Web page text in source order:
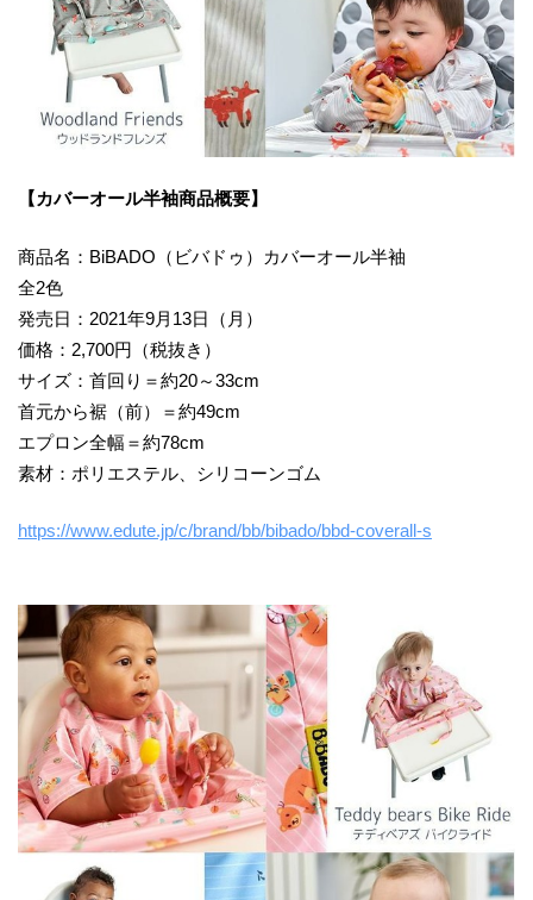
【カバーオール半袖商品概要】
商品名：BiBADO（ビバドゥ）カバーオール半袖
全2色
発売日：2021年9月13日（月）
価格：2,700円（税抜き）
サイズ：首回り＝約20～33cm
首元から裾（前）＝約49cm
エプロン全幅＝約78cm
素材：ポリエステル、シリコーンゴム
https://www.edute.jp/c/brand/bb/bibado/bbd-coverall-s